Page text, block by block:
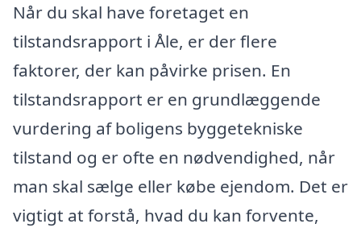
Når du skal have foretaget en
tilstandsrapport i Åle, er der flere
faktorer, der kan påvirke prisen. En
tilstandsrapport er en grundlæggende
vurdering af boligens byggetekniske
tilstand og er ofte en nødvendighed, når
man skal sælge eller købe ejendom. Det er
vigtigt at forstå, hvad du kan forvente,